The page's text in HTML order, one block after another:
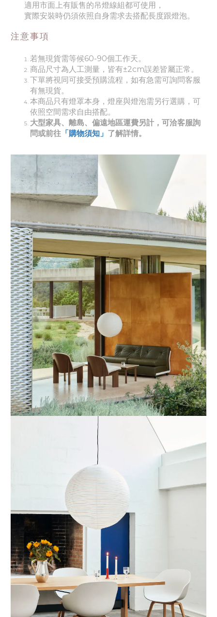
適用市面上有販售的吊燈線組都可使用 ，
實際安裝時仍須依照自身需求去搭配長度跟燈泡。
注意事項
若無現貨需等候60-90個工作天。
商品尺寸為人工測量，皆有±2cm誤差皆屬正常。
下單將視同可接受預購流程，如有急需可詢問客服
有無現貨。
本商品只有燈罩本身，燈座與燈泡需另行選購，可
依照空間需求自由搭配。
大型家具、離島、偏遠地區運費另計，可洽客服詢
問或前往 「購物須知」 了解詳情。